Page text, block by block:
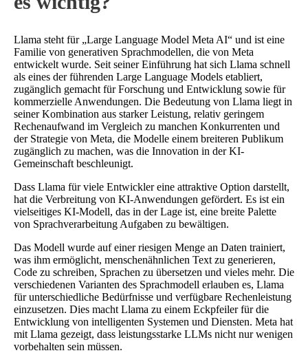
Llama steht für „Large Language Model Meta AI“ und ist eine
Familie von generativen Sprachmodellen, die von Meta
entwickelt wurde. Seit seiner Einführung hat sich Llama schnell
als eines der führenden Large Language Models etabliert,
zugänglich gemacht für Forschung und Entwicklung sowie für
kommerzielle Anwendungen. Die Bedeutung von Llama liegt in
seiner Kombination aus starker Leistung, relativ geringem
Rechenaufwand im Vergleich zu manchen Konkurrenten und
der Strategie von Meta, die Modelle einem breiteren Publikum
zugänglich zu machen, was die Innovation in der KI-
Gemeinschaft beschleunigt.
Dass Llama für viele Entwickler eine attraktive Option darstellt,
hat die Verbreitung von KI-Anwendungen gefördert. Es ist ein
vielseitiges KI-Modell, das in der Lage ist, eine breite Palette
von Sprachverarbeitung Aufgaben zu bewältigen.
Das Modell wurde auf einer riesigen Menge an Daten trainiert,
was ihm ermöglicht, menschenähnlichen Text zu generieren,
Code zu schreiben, Sprachen zu übersetzen und vieles mehr. Die
verschiedenen Varianten des Sprachmodell erlauben es, Llama
für unterschiedliche Bedürfnisse und verfügbare Rechenleistung
einzusetzen. Dies macht Llama zu einem Eckpfeiler für die
Entwicklung von intelligenten Systemen und Diensten. Meta hat
mit Llama gezeigt, dass leistungsstarke LLMs nicht nur wenigen
vorbehalten sein müssen.